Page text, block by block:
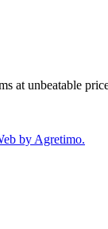
at unbeatable
by Agretimo.